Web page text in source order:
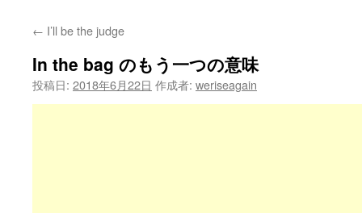
← I’ll be the judge
In the bag のもう一つの意味
投稿日: 2018年6月22日 作成者: weriseagain